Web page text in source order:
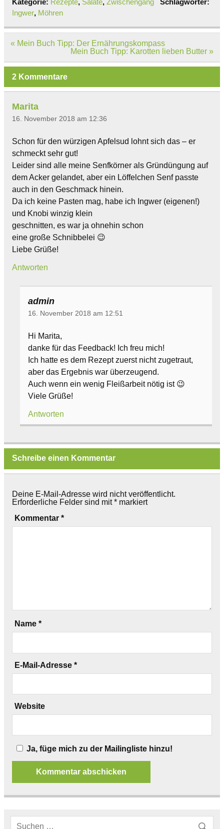
Ingwer, Möhren
Beitragsnavigation
« Mein Buch Tipp: Der Ernährungskompass
Mein Buch Tipp: Karotten lieben Butter »
2 Kommentare
Marita
16. November 2018 am 12:36
Schon für den würzigen Apfelsud lohnt sich das – er
schmeckt sehr gut!
Leider sind alle meine Senfkörner als Gründüngung auf
dem Acker gelandet, aber ein Löffelchen Senf passte
auch in den Geschmack hinein.
Da ich keine Pasten mag, habe ich Ingwer (eigenen!)
und Knobi winzig klein
geschnitten, es war ja ohnehin schon
eine große Schnibbelei 😉
Liebe Grüße!
Antworten
admin
16. November 2018 am 12:51
Hi Marita,
danke für das Feedback! Ich freu mich!
Ich hatte es dem Rezept zuerst nicht zugetraut,
aber das Ergebnis war überzeugend.
Auch wenn ein wenig Fleißarbeit nötig ist 😉
Viele Grüße!
Antworten
Schreibe einen Kommentar
Deine E-Mail-Adresse wird nicht veröffentlicht.
Erforderliche Felder sind mit* markiert
Kommentar *
Name *
E-Mail-Adresse *
Website
Ja, füge mich zu der Mailingliste hinzu!